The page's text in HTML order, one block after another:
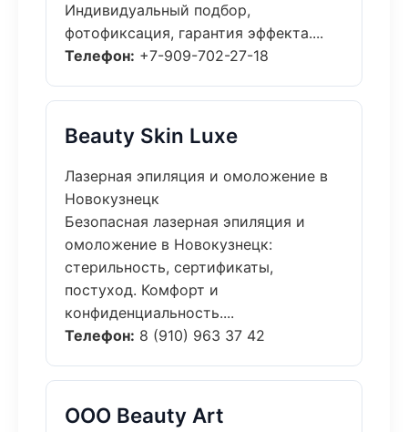
Индивидуальный подбор,
фотофиксация, гарантия эффекта....
Телефон: +7-909-702-27-18
Beauty Skin Luxe
Лазерная эпиляция и омоложение в
Новокузнецк
Безопасная лазерная эпиляция и
омоложение в Новокузнецк:
стерильность, сертификаты,
постуход. Комфорт и
конфиденциальность....
Телефон: 8 (910) 963 37 42
ООО Beauty Art